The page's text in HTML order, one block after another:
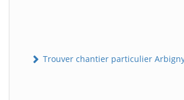
Trouver chantier particulier